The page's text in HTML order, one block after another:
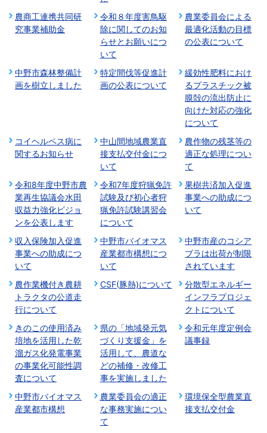
農商工連携共同研
究事業補助金
令和８年度害鳥駆
除に関してのお知
らせとお願いにつ
いて
農業委員会による
最適化活動の目標
の公表について
中野市森林整備計
画を樹立しました
特定間伐等促進計
画の公表について
緩効性肥料におけ
るプラスチック被
膜殻の流出防止に
向けた対応の強化
について
コイヘルペス病に
関するお知らせ
中山間地域農業直
接支払交付金につ
いて
農作物の残茎等の
適正な処理につい
て
令和8年度中野市農
業再生協議会水田
収益力強化ビジョ
ンを公表します
令和7年度狩猟免許
試験及び初心者狩
猟免許試験講習会
について
果樹共済加入促進
事業への助成につ
いて
収入保険加入促進
事業への助成につ
いて
中野市バイオマス
産業都市構想につ
いて
中野市産のコシア
ブラは出荷が制限
されています
農作業機付き農耕
トラクタの公道走
行について
CSF(豚熱)について
分散型エネルギー
インフラプロジェ
クトについて
きのこの使用済み
培地を活用した乾
溜ガス化発電事業
の事業化可能性調
査について
県の「地域発元気
づくり支援金」を
活用して、農道な
どの補修・改修工
事を実施しました
令和元年度定例会
議事録
中野市バイオマス
産業都市構想
農業委員会の適正
な事務実施につい
て
環境保全型農業直
接支払交付金